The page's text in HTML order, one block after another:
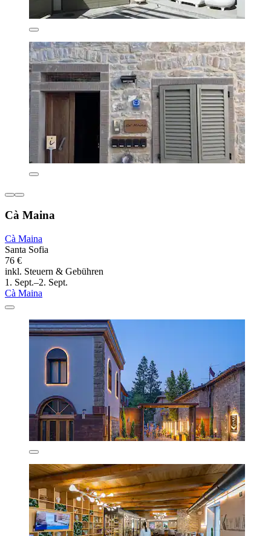
Cà Maina
Cà Maina
Santa Sofia
76 €
inkl. Steuern & Gebühren
1. Sept.–2. Sept.
Cà Maina